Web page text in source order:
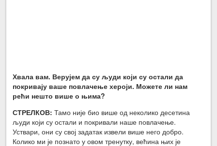
Хвала вам. Верујем да су људи који су остали да
покривају ваше повлачење хероји. Можете ли нам
рећи нешто више о њима?
СТРЕЛКОВ:Тамо није био више од неколико десетина
људи који су остали и покривали наше повлачење.
Уствари, они су свој задатак извели више него добро.
Колико ми је познато у овом тренутку, већина њих је